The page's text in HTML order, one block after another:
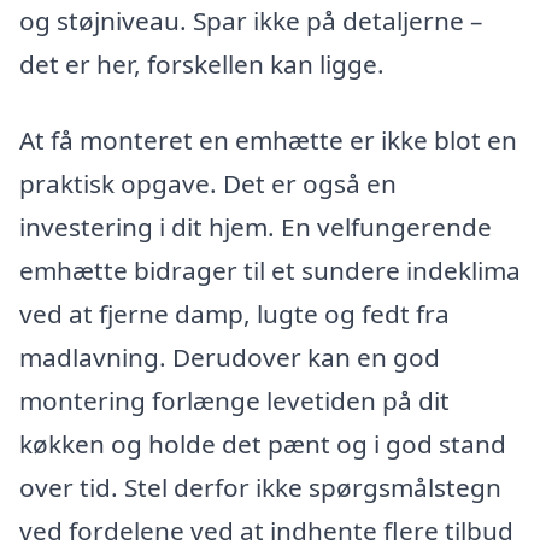
og støjniveau. Spar ikke på detaljerne –
det er her, forskellen kan ligge.
At få monteret en emhætte er ikke blot en
praktisk opgave. Det er også en
investering i dit hjem. En velfungerende
emhætte bidrager til et sundere indeklima
ved at fjerne damp, lugte og fedt fra
madlavning. Derudover kan en god
montering forlænge levetiden på dit
køkken og holde det pænt og i god stand
over tid. Stel derfor ikke spørgsmålstegn
ved fordelene ved at indhente flere tilbud